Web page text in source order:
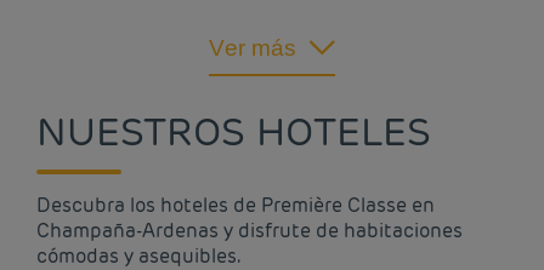
HotelesTaissy
Hoteles Troyes
Ver más
NUESTROS HOTELES
Descubra los hoteles de Première Classe en
Champaña-Ardenas y disfrute de habitaciones
cómodas y asequibles.